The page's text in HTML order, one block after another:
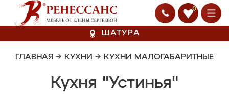
0
ШАТУРА
ГЛАВНАЯ → КУХНИ → КУХНИ МАЛОГАБАРИТНЫЕ
Кухня "Устинья"